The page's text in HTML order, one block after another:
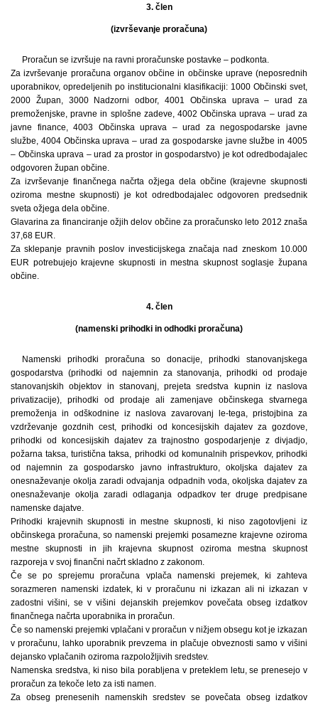
3. člen
(izvrševanje proračuna)
Proračun se izvršuje na ravni proračunske postavke – podkonta.
Za izvrševanje proračuna organov občine in občinske uprave (neposrednih
uporabnikov, opredeljenih po institucionalni klasifikaciji: 1000 Občinski svet,
2000 Župan, 3000 Nadzorni odbor, 4001 Občinska uprava – urad za
premoženjske, pravne in splošne zadeve, 4002 Občinska uprava – urad za
javne finance, 4003 Občinska uprava – urad za negospodarske javne
službe, 4004 Občinska uprava – urad za gospodarske javne službe in 4005
– Občinska uprava – urad za prostor in gospodarstvo) je kot odredbodajalec
odgovoren župan občine.
Za izvrševanje finančnega načrta ožjega dela občine (krajevne skupnosti
oziroma mestne skupnosti) je kot odredbodajalec odgovoren predsednik
sveta ožjega dela občine.
Glavarina za financiranje ožjih delov občine za proračunsko leto 2012 znaša
37,68 EUR.
Za sklepanje pravnih poslov investicijskega značaja nad zneskom 10.000
EUR potrebujejo krajevne skupnosti in mestna skupnost soglasje župana
občine.
4. člen
(namenski prihodki in odhodki proračuna)
Namenski prihodki proračuna so donacije, prihodki stanovanjskega
gospodarstva (prihodki od najemnin za stanovanja, prihodki od prodaje
stanovanjskih objektov in stanovanj, prejeta sredstva kupnin iz naslova
privatizacije), prihodki od prodaje ali zamenjave občinskega stvarnega
premoženja in odškodnine iz naslova zavarovanj le-tega, pristojbina za
vzdrževanje gozdnih cest, prihodki od koncesijskih dajatev za gozdove,
prihodki od koncesijskih dajatev za trajnostno gospodarjenje z divjadjo,
požarna taksa, turistična taksa, prihodki od komunalnih prispevkov, prihodki
od najemnin za gospodarsko javno infrastrukturo, okoljska dajatev za
onesnaževanje okolja zaradi odvajanja odpadnih voda, okoljska dajatev za
onesnaževanje okolja zaradi odlaganja odpadkov ter druge predpisane
namenske dajatve.
Prihodki krajevnih skupnosti in mestne skupnosti, ki niso zagotovljeni iz
občinskega proračuna, so namenski prejemki posamezne krajevne oziroma
mestne skupnosti in jih krajevna skupnost oziroma mestna skupnost
razporeja v svoj finančni načrt skladno z zakonom.
Če se po sprejemu proračuna vplača namenski prejemek, ki zahteva
sorazmeren namenski izdatek, ki v proračunu ni izkazan ali ni izkazan v
zadostni višini, se v višini dejanskih prejemkov povečata obseg izdatkov
finančnega načrta uporabnika in proračun.
Če so namenski prejemki vplačani v proračun v nižjem obsegu kot je izkazan
v proračunu, lahko uporabnik prevzema in plačuje obveznosti samo v višini
dejansko vplačanih oziroma razpoložljivih sredstev.
Namenska sredstva, ki niso bila porabljena v preteklem letu, se prenesejo v
proračun za tekoče leto za isti namen.
Za obseg prenesenih namenskih sredstev se povečata obseg izdatkov